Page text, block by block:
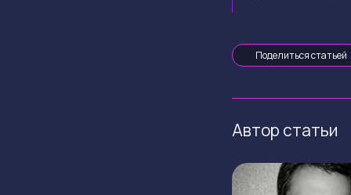
Поделиться статьей
Автор статьи